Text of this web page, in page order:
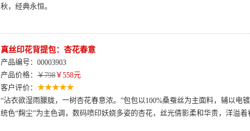
秋，经典永恒。
真丝印花背提包：杏花春意
产品编号：00003903
产品价格： ￥798￥558元
客户评价：
“沾衣欲湿雨朦胧，一树杏花春意浓。”包包以100%桑蚕丝为主面料，辅以电
统色“麹尘”为主色调，数码喷印妖娆多姿的杏花，丝光倩影柔和华贵，洋溢着